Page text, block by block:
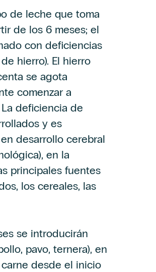
de leche que toma
de los 6 meses; el
con deficiencias
hierro). El hierro
se agota
comenzar a
deficiencia de
y es
desarrollo cerebral
en la
principales fuentes
los cereales, las
se introducirán
pavo, ternera), en
desde el inicio